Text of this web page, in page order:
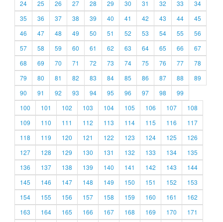
24
25 26 27 28 29 30 31 32 33
34
35
36 37 38 39 40 41 42 43 44
45
46
47 48 49 50 51 52 53 54 55
56
57
58 59 60 61 62 63 64 65 66
67
68
69 70 71 72 73 74 75 76 77
78
79
80 81 82 83 84 85 86 87 88
89
90
91 92 93 94 95 96 97 98
99
100
101 102 103 104 105 106 107
108
109
110 111 112 113 114 115 116
117
118
119 120 121 122 123 124 125
126
127
128 129 130 131 132 133 134
135
136
137 138 139 140 141 142 143
144
145
146 147 148 149 150 151 152
153
154
155 156 157 158 159 160 161
162
163
164 165 166 167 168 169 170
171